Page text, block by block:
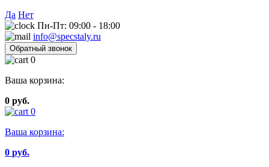
Да Нет
Пн-Пт: 09:00 - 18:00
info@specstaly.ru
Обратный звонок
0
Ваша корзина:
0 руб.
0
Ваша корзина:
0 руб.